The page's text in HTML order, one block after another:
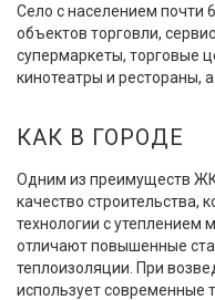
Село с населением почти
объектов торговли,
супермаркеты, торговые
кинотеатры и рестораны,
КАК В ГОРОДЕ
Одним из преимуществ
качество строительства,
технологии с утеплением
отличают повышенные
теплоизоляции. При
использует современные